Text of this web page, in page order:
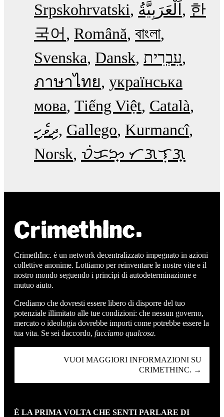
Srpskohrvatski
한
국어
Română বাংলা
Svenska Dansk עִבְרִית
ภาษาไทย українська
мова Tiếng Việt Català
ދިވެހި Gallego Kurmancî
Norsk ᜏᜒᜃᜅ᜔ ᜆᜄᜎᜓᜄ᜔
CrimethInc. è un network decentralizzato impegnato in azioni
collettive anonime. Lottiamo per reinventare le nostre vite e il
nostro mondo seguendo i princìpi di autodeterminazione e
mutuo aiuto.
Crediamo che dovresti essere libero di disporre del tuo
potenziale illimitato alle tue condizioni: che nessun governo,
mercato o ideologia dovrebbe importi come potrebbe essere la
tua vita. Se sei daccordo, facciamo qualcosa.
VUOI MAGGIORI INFORMAZIONI SU
CRIMETHINC. →
È LA PRIMA VOLTA CHE SENTI PARLARE DI